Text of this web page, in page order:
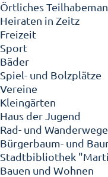
Örtliches
Heiraten in Zeitz
Freizeit
Sport
Bäder
Spiel- und Bolzplätze
Vereine
Kleingärten
Haus der Jugend
Rad- und Wanderwege
Bürgerbaum- und
Stadtbibliothek
Bauen und Wohnen